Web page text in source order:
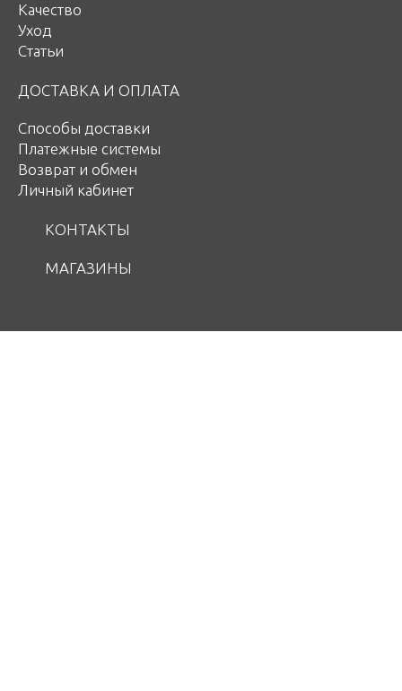
Качество
Уход
Статьи
ДОСТАВКА И ОПЛАТА
Способы доставки
Платежные системы
Возврат и обмен
Личный кабинет
КОНТАКТЫ
МАГАЗИНЫ